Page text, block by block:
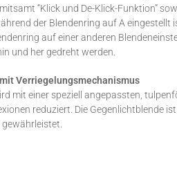
“Klick und De-Klick-Funktion”
der Blendenring auf A
auf einer anderen
und her gedreht werden.
Verriegelungsmechanismus
mit einer speziell angepassten,
reduziert. Die Gegenlichtblende